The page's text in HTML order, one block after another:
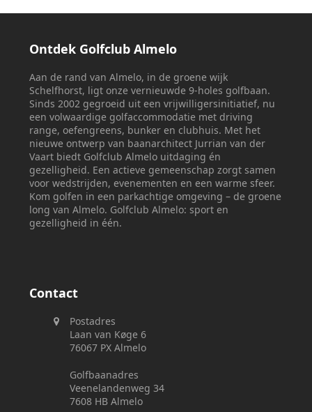
Ontdek Golfclub Almelo
Aan de rand van Almelo, in de groene wijk
Schelfhorst, ligt onze vernieuwde 9-holes golfbaan.
Sinds 2002 gegroeid uit een vrijwilligersinitiatief, nu
een volwaardige golfaccommodatie met driving
range, oefengreens, bunker en clubhuis. Met het
nieuwe ontwerp van baanarchitect Jurrian van der
Vaart biedt Golfclub Almelo uitdaging én
gezelligheid. Een actieve gemeenschap zorgt samen
voor wedstrijden, evenementen en een warme sfeer.
Kom golfen in een parkachtige omgeving – de groene
long van Almelo. Golfclub Almelo: sport en
gezelligheid in één.
Contact
Postadres
Laan van Køge 6
76067 PX Almelo
Golfbaanadres
Veenelandenweg 34
7608 HB Almelo